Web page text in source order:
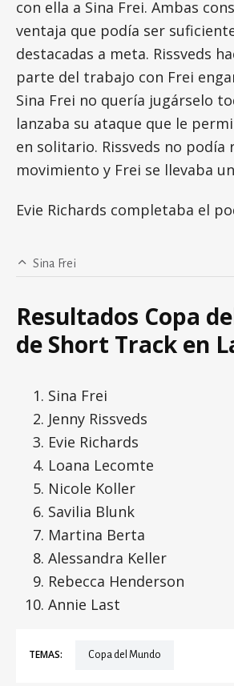
con ella a Sina Frei. Ambas
ventaja que podía ser
destacadas a meta. Rissveds
parte del trabajo con Frei
Sina Frei no quería jugárselo
lanzaba su ataque que le
en solitario. Rissveds no podía
movimiento y Frei se llevaba
Evie Richards completaba el
Sina Frei
Resultados Copa
de Short Track en
Sina Frei
Jenny Rissveds
Evie Richards
Loana Lecomte
Nicole Koller
Savilia Blunk
Martina Berta
Alessandra Keller
Rebecca Henderson
Annie Last
TEMAS: Copa del Mundo